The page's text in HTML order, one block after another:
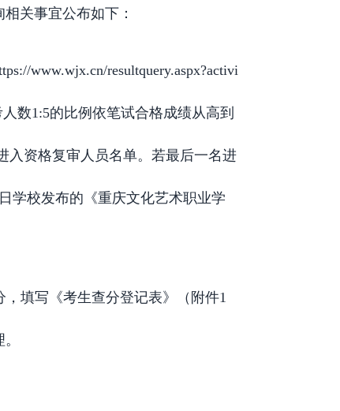
关事宜公布如下：
www.wjx.cn/resultquery.aspx?activi
数1:5的比例依笔试合格成绩从高到
入资格复审人员名单。若最后一名进
学校发布的《重庆文化艺术职业学
填写《考生查分登记表》（附件1